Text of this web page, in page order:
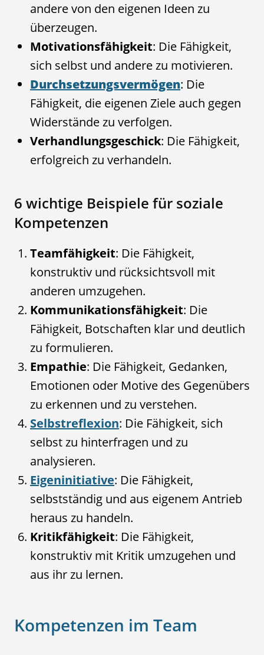
andere von den eigenen Ideen zu
überzeugen.
Motivationsfähigkeit: Die Fähigkeit,
sich selbst und andere zu motivieren.
Durchsetzungsvermögen: Die
Fähigkeit, die eigenen Ziele auch gegen
Widerstände zu verfolgen.
Verhandlungsgeschick: Die Fähigkeit,
erfolgreich zu verhandeln.
6 wichtige Beispiele für soziale
Kompetenzen
Teamfähigkeit: Die Fähigkeit,
konstruktiv und rücksichtsvoll mit
anderen umzugehen.
Kommunikationsfähigkeit: Die
Fähigkeit, Botschaften klar und deutlich
zu formulieren.
Empathie: Die Fähigkeit, Gedanken,
Emotionen oder Motive des Gegenübers
zu erkennen und zu verstehen.
Selbstreflexion: Die Fähigkeit, sich
selbst zu hinterfragen und zu
analysieren.
Eigeninitiative: Die Fähigkeit,
selbstständig und aus eigenem Antrieb
heraus zu handeln.
Kritikfähigkeit: Die Fähigkeit,
konstruktiv mit Kritik umzugehen und
aus ihr zu lernen.
Kompetenzen im Team